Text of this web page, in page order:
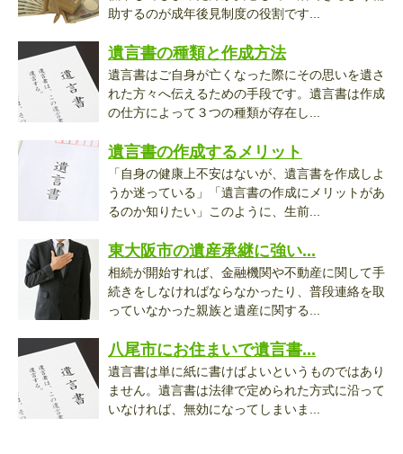
助するのが成年後見制度の役割です...
遺言書の種類と作成方法
遺言書はご自身が亡くなった際にその思いを遺さ
れた方々へ伝えるための手段です。遺言書は作成
の仕方によって３つの種類が存在し...
遺言書の作成するメリット
「自身の健康上不安はないが、遺言書を作成しよ
うか迷っている」「遺言書の作成にメリットがあ
るのか知りたい」このように、生前...
東大阪市の遺産承継に強い...
相続が開始すれば、金融機関や不動産に関して手
続きをしなければならなかったり、普段連絡を取
っていなかった親族と遺産に関する...
八尾市にお住まいで遺言書...
遺言書は単に紙に書けばよいというものではあり
ません。遺言書は法律で定められた方式に沿って
いなければ、無効になってしまいま...